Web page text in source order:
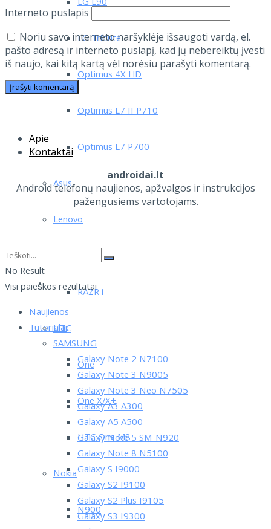
LG Tribute
Optimus 4X HD
Optimus L7 II P710
Optimus L7 P700
Asus
Lenovo
RAZR i
HTC
One
One X/X+
HTC One M8
Nokia
N900
Interneto puslapis
Noriu savo interneto naršyklėje išsaugoti vardą, el.
pašto adresą ir interneto puslapį, kad jų nebereiktų įvesti
iš naujo, kai kitą kartą vėl norėsiu parašyti komentarą.
Apie
Kontaktai
androidai.lt
Android telefonų naujienos, apžvalgos ir instrukcijos
pažengusiems vartotojams.
No Result
Visi paieškos rezultatai
Naujienos
Tutorialai
SAMSUNG
Galaxy Note 2 N7100
Galaxy Note 3 N9005
Galaxy Note 3 Neo N7505
Galaxy A3 A300
Galaxy A5 A500
Galaxy Note 5 SM-N920
Galaxy Note 8 N5100
Galaxy S I9000
Galaxy S2 I9100
Galaxy S2 Plus I9105
Galaxy S3 I9300